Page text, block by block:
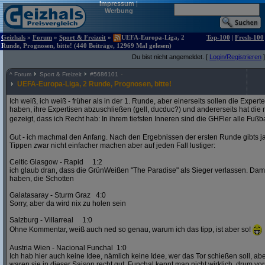
Impressum|
Werbung
Geizhals » Forum » Sport & Freizeit »
UEFA-Europa-Liga, 2
Runde, Prognosen, bitte! (440 Beiträge, 12969 Mal gelesen)
Top-100 | Fresh-100
Du bist nicht angemeldet. [ Login/Registrieren ]
^ Forum Sport & Freizeit #5686101
UEFA-Europa-Liga, 2 Runde, Prognosen, bitte!
Ich weiß, ich weiß - früher als in der 1. Runde, aber einerseits sollen die
haben, ihre Expertisen abzuschließen (gell, ducduc?) und andererseits hat die
gezeigt, dass ich Recht hab: In ihrem tiefsten Inneren sind die GHFler alle
Gut - ich machmal den Anfang. Nach den Ergebnissen der ersten Runde gibts
Tippen zwar nicht einfacher machen aber auf jeden Fall lustiger:
Celtic Glasgow - Rapid 1:2
ich glaub dran, dass die GrünWeißen "The Paradise" als Sieger verlassen.
haben, die Schotten
Galatasaray - Sturm Graz 4:0
Sorry, aber da wird nix zu holen sein
Salzburg - Villarreal 1:0
Ohne Kommentar, weiß auch ned so genau, warum ich das tipp, ist aber so!
Austria Wien - Nacional Funchal 1:0
Ich hab hier auch keine Idee, nämlich keine Idee, wer das Tor schießen soll,